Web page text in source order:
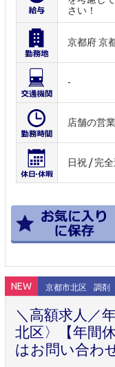
さい！
京都府 京
-
店舗の営
日祝 / 完
NEW 京都市北区 調剤
＼高額求人／
北区〉【年間
はお問い合わ